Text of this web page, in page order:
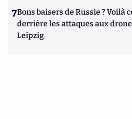
7Bons baisers de Russie ? Voilà
derrière les attaques aux
Leipzig